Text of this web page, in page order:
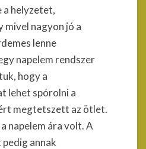
a helyzetet,
mivel nagyon jó a
lenne
napelem rendszer
hogy a
lehet spórolni a
megtetszett az ötlet.
napelem ára volt. A
annak